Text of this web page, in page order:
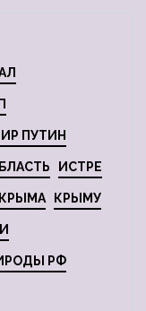
ПУТИН
ИСТРЕ
КРЫМА КРЫМУ
РФ